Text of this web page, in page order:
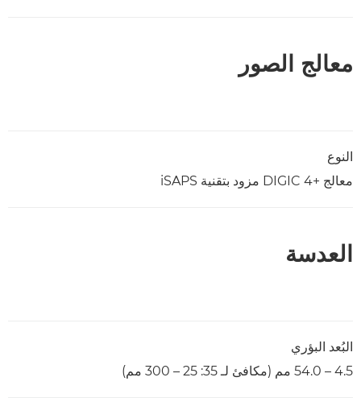
معالج الصور
النوع
معالج +DIGIC 4 مزود بتقنية iSAPS
العدسة
البُعد البؤري
4.5‏ – ‏54.0 مم (مكافئ لـ 35: 25 – 300 مم)